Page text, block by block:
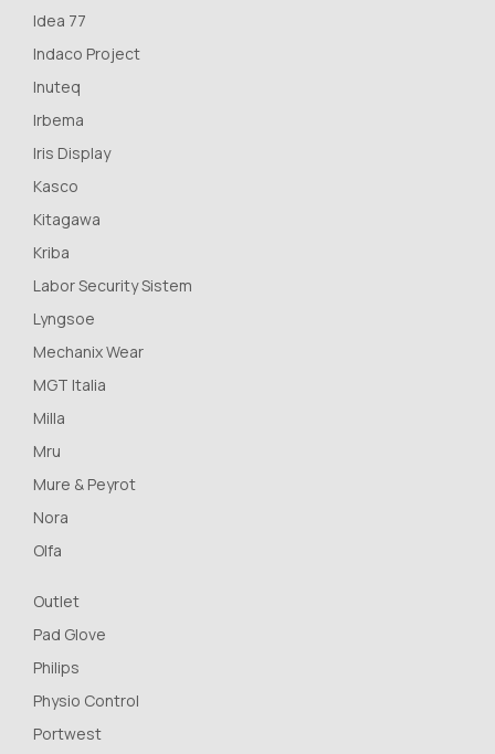
Idea 77
Indaco Project
Inuteq
Irbema
Iris Display
Kasco
Kitagawa
Kriba
Labor Security Sistem
Lyngsoe
Mechanix Wear
MGT Italia
Milla
Mru
Mure & Peyrot
Nora
Olfa
Outlet
Pad Glove
Philips
Physio Control
Portwest